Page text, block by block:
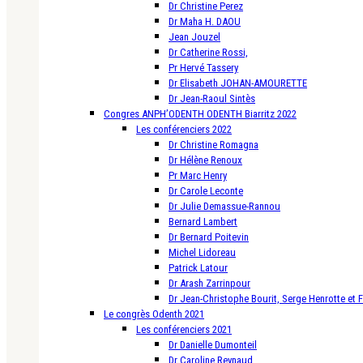
Dr Christine Perez
Dr Maha H. DAOU
Jean Jouzel
Dr Catherine Rossi,
Pr Hervé Tassery
Dr Elisabeth JOHAN-AMOURETTE
Dr Jean-Raoul Sintès
Congres ANPH’ODENTH ODENTH Biarritz 2022
Les conférenciers 2022
Dr Christine Romagna
Dr Hélène Renoux
Pr Marc Henry
Dr Carole Leconte
Dr Julie Demassue-Rannou
Bernard Lambert
Dr Bernard Poitevin
Michel Lidoreau
Patrick Latour
Dr Arash Zarrinpour
Dr Jean-Christophe Bourit, Serge Henrotte et
Le congrès Odenth 2021
Les conférenciers 2021
Dr Danielle Dumonteil
Dr Caroline Reynaud